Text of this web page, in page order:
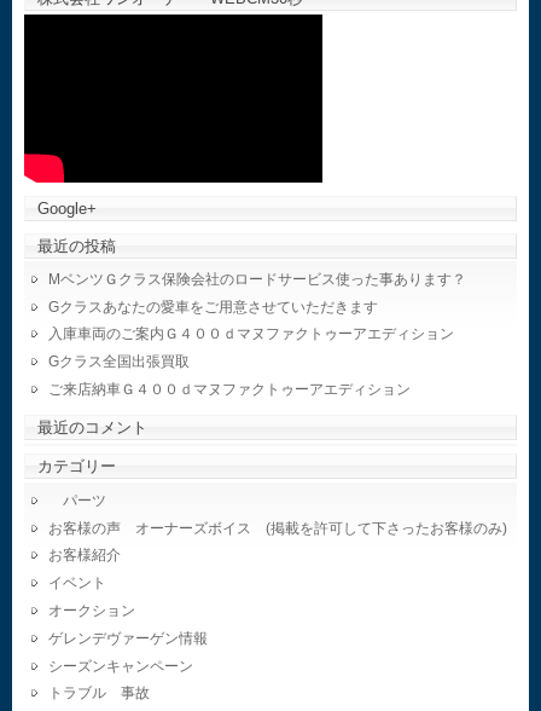
Google+
最近の投稿
MベンツＧクラス保険会社のロードサービス使った事あります？
Gクラスあなたの愛車をご用意させていただきます
入庫車両のご案内Ｇ４００ｄマヌファクトゥーアエディション
Gクラス全国出張買取
ご来店納車Ｇ４００ｄマヌファクトゥーアエディション
最近のコメント
カテゴリー
パーツ
お客様の声 オーナーズボイス (掲載を許可して下さったお客様のみ)
お客様紹介
イベント
オークション
ゲレンデヴァーゲン情報
シーズンキャンペーン
トラブル 事故